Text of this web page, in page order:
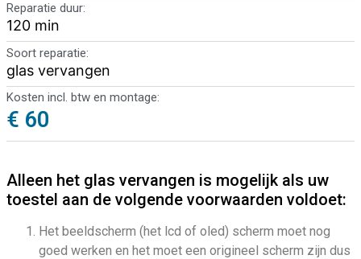
Reparatie duur:
120 min
Soort reparatie:
glas vervangen
Kosten incl. btw en montage:
€ 60
Alleen het glas vervangen is mogelijk als uw
toestel aan de volgende voorwaarden voldoet:
Het beeldscherm (het lcd of oled) scherm moet nog
goed werken en het moet een origineel scherm zijn dus